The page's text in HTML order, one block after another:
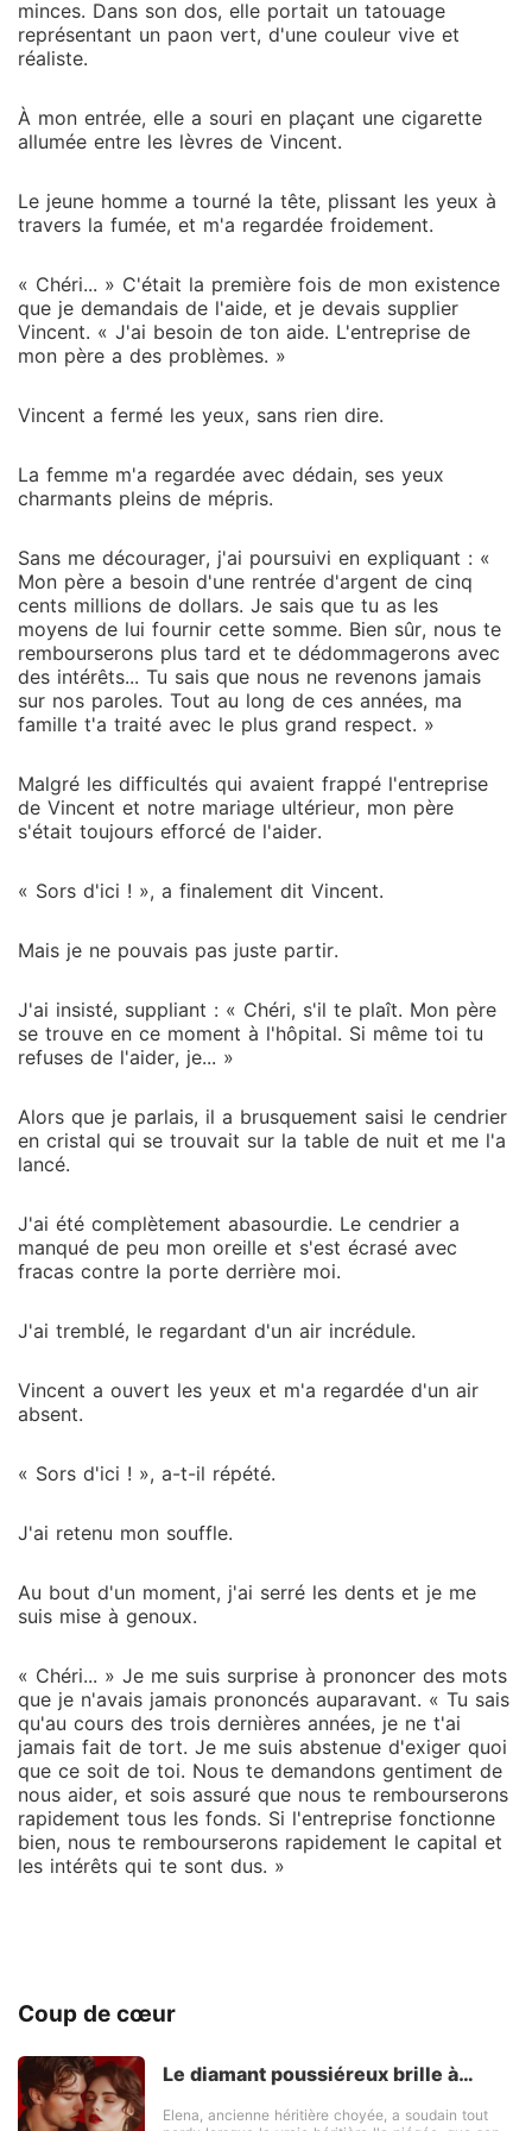
minces. Dans son dos, elle portait un tatouage
représentant un paon vert, d'une couleur vive et
réaliste.
À mon entrée, elle a souri en plaçant une cigarette
allumée entre les lèvres de Vincent.
Le jeune homme a tourné la tête, plissant les yeux à
travers la fumée, et m'a regardée froidement.
« Chéri... » C'était la première fois de mon existence
que je demandais de l'aide, et je devais supplier
Vincent. « J'ai besoin de ton aide. L'entreprise de
mon père a des problèmes. »
Vincent a fermé les yeux, sans rien dire.
La femme m'a regardée avec dédain, ses yeux
charmants pleins de mépris.
Sans me décourager, j'ai poursuivi en expliquant : «
Mon père a besoin d'une rentrée d'argent de cinq
cents millions de dollars. Je sais que tu as les
moyens de lui fournir cette somme. Bien sûr, nous te
rembourserons plus tard et te dédommagerons avec
des intérêts... Tu sais que nous ne revenons jamais
sur nos paroles. Tout au long de ces années, ma
famille t'a traité avec le plus grand respect. »
Malgré les difficultés qui avaient frappé l'entreprise
de Vincent et notre mariage ultérieur, mon père
s'était toujours efforcé de l'aider.
« Sors d'ici ! », a finalement dit Vincent.
Mais je ne pouvais pas juste partir.
J'ai insisté, suppliant : « Chéri, s'il te plaît. Mon père
se trouve en ce moment à l'hôpital. Si même toi tu
refuses de l'aider, je... »
Alors que je parlais, il a brusquement saisi le cendrier
en cristal qui se trouvait sur la table de nuit et me l'a
lancé.
J'ai été complètement abasourdie. Le cendrier a
manqué de peu mon oreille et s'est écrasé avec
fracas contre la porte derrière moi.
J'ai tremblé, le regardant d'un air incrédule.
Vincent a ouvert les yeux et m'a regardée d'un air
absent.
« Sors d'ici ! », a-t-il répété.
J'ai retenu mon souffle.
Au bout d'un moment, j'ai serré les dents et je me
suis mise à genoux.
« Chéri... » Je me suis surprise à prononcer des mots
que je n'avais jamais prononcés auparavant. « Tu sais
qu'au cours des trois dernières années, je ne t'ai
jamais fait de tort. Je me suis abstenue d'exiger quoi
que ce soit de toi. Nous te demandons gentiment de
nous aider, et sois assuré que nous te rembourserons
rapidement tous les fonds. Si l'entreprise fonctionne
bien, nous te rembourserons rapidement le capital et
les intérêts qui te sont dus. »
Coup de cœur
Le diamant poussiéreux brille à
Elena, ancienne héritière choyée, a soudain tout